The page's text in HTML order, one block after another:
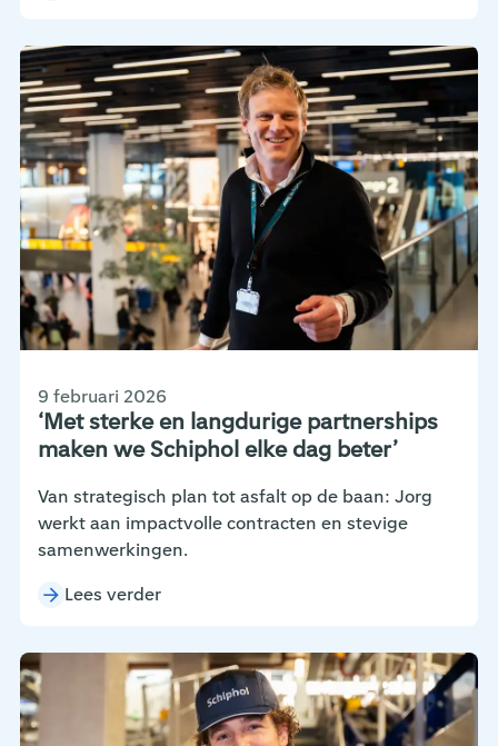
‘Met sterke en langdurige partnerships
maken we Schiphol elke dag beter’
9 februari 2026
Van strategisch plan tot asfalt op de baan: Jorg
werkt aan impactvolle contracten en stevige
samenwerkingen.
Lees verder